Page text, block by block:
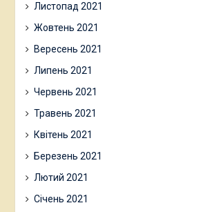
Листопад 2021
Жовтень 2021
Вересень 2021
Липень 2021
Червень 2021
Травень 2021
Квітень 2021
Березень 2021
Лютий 2021
Січень 2021